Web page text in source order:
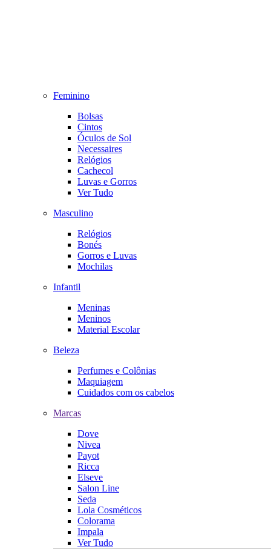
Feminino
Bolsas
Cintos
Óculos de Sol
Necessaires
Relógios
Cachecol
Luvas e Gorros
Ver Tudo
Masculino
Relógios
Bonés
Gorros e Luvas
Mochilas
Infantil
Meninas
Meninos
Material Escolar
Beleza
Perfumes e Colônias
Maquiagem
Cuidados com os cabelos
Marcas
Dove
Nivea
Payot
Ricca
Elseve
Salon Line
Seda
Lola Cosméticos
Colorama
Impala
Ver Tudo